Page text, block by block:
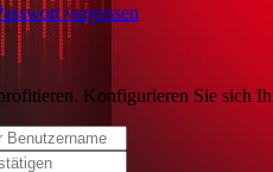
vergessen
Konfigurieren Sie sich